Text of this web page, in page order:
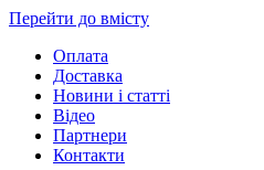
Перейти до вмісту
Оплата
Доставка
Новини і статті
Відео
Партнери
Контакти